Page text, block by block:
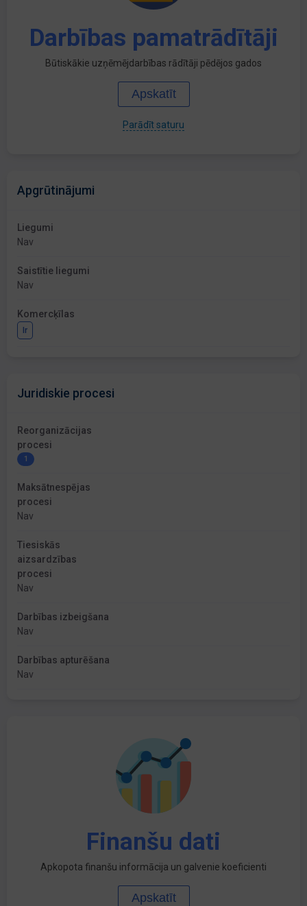
Darbības pamatrādītāji
Būtiskākie uzņēmējdarbības rādītāji pēdējos gados
Apskatīt
Parādīt saturu
Apgrūtinājumi
Liegumi
Nav
Saistītie liegumi
Nav
Komercķīlas
Ir
Juridiskie procesi
Reorganizācijas
procesi
1
Maksātnespējas
procesi
Nav
Tiesiskās
aizsardzības
procesi
Nav
Darbības izbeigšana
Nav
Darbības apturēšana
Nav
Finanšu dati
Apkopota finanšu informācija un galvenie koeficienti
Apskatīt